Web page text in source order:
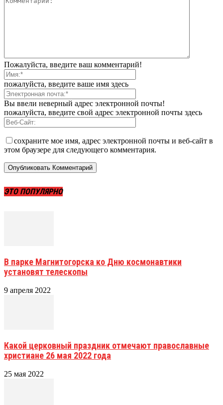
Пожалуйста, введите ваш комментарий!
пожалуйста, введите ваше имя здесь
Вы ввели неверный адрес электронной почты!
пожалуйста, введите свой адрес электронной почты здесь
сохраните мое имя, адрес электронной почты и веб-сайт в
этом браузере для следующего комментария.
ЭТО ПОПУЛЯРНО
В парке Магнитогорска ко Дню космонавтики
установят телескопы
9 апреля 2022
Какой церковный праздник отмечают православные
христиане 26 мая 2022 года
25 мая 2022